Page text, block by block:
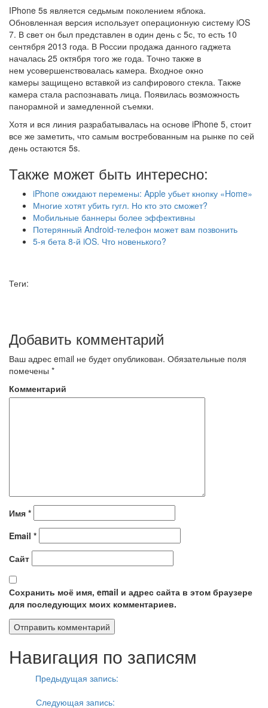
IPhone 5s является седьмым поколением яблока.
Обновленная версия использует операционную систему iOS
7. В свет он был представлен в один день с 5с, то есть 10
сентября 2013 года. В России продажа данного гаджета
началась 25 октября того же года. Точно также в
нем усовершенствовалась камера. Входное окно
камеры защищено вставкой из сапфирового стекла. Также
камера стала распознавать лица. Появилась возможность
панорамной и замедленной съемки.
Хотя и вся линия разрабатывалась на основе iPhone 5, стоит
все же заметить, что самым востребованным на рынке по сей
день остаются 5s.
Также может быть интересно:
iPhone ожидают перемены: Apple убьет кнопку «Home»
Многие хотят убить гугл. Но кто это сможет?
Мобильные баннеры более эффективны
Потерянный Android-телефон может вам позвонить
5-я бета 8-й iOS. Что новенького?
Теги:
Добавить комментарий
Ваш адрес email не будет опубликован. Обязательные поля
помечены *
Комментарий
Имя *
Email *
Сайт
Сохранить моё имя, email и адрес сайта в этом браузере
для последующих моих комментариев.
Навигация по записям
Предыдущая запись:
Следующая запись: